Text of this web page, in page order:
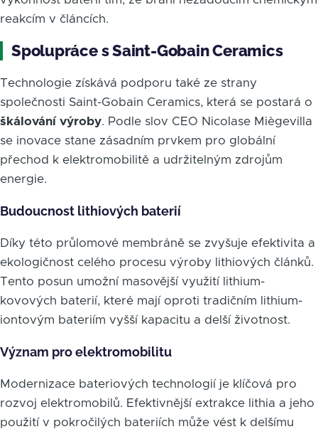
reakcím v článcích.
Spolupráce s Saint-Gobain Ceramics
Technologie získává podporu také ze strany
společnosti Saint-Gobain Ceramics, která se postará o
škálování výroby. Podle slov CEO Nicolase Miègevilla
se inovace stane zásadním prvkem pro globální
přechod k elektromobilitě a udržitelným zdrojům
energie.
Budoucnost lithiových baterií
Díky této průlomové membráně se zvyšuje efektivita a
ekologičnost celého procesu výroby lithiových článků.
Tento posun umožní masovější využití lithium-
kovových baterií, které mají oproti tradičním lithium-
iontovým bateriím vyšší kapacitu a delší životnost.
Význam pro elektromobilitu
Modernizace bateriových technologií je klíčová pro
rozvoj elektromobilů. Efektivnější extrakce lithia a jeho
použití v pokročilých bateriích může vést k delšímu